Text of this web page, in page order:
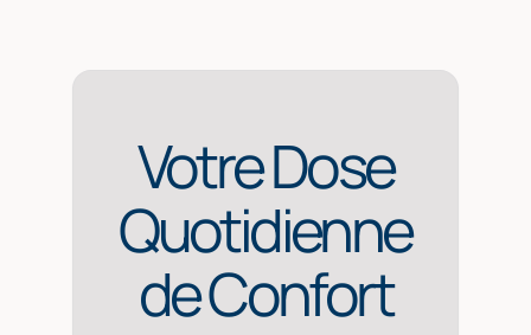
Votre Dose
Quotidienne
de Confort